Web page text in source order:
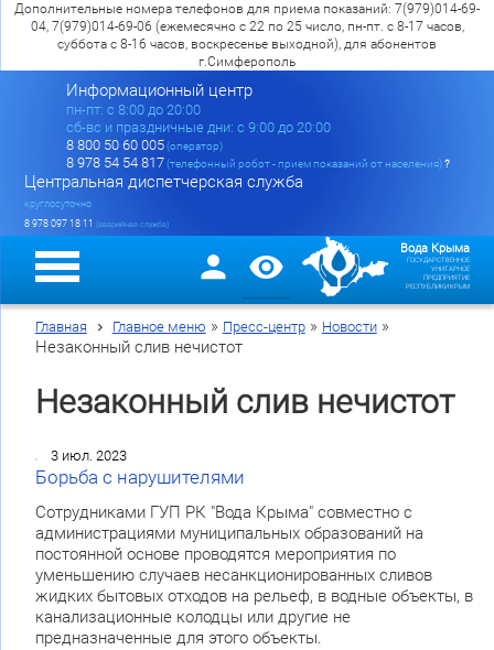
Дополнительные номера телефонов для приема показаний: 7(979)014-69-
04, 7(979)014-69-06 (ежемесячно с 22 по 25 число, пн-пт. с 8-17 часов,
суббота с 8-16 часов, воскресенье выходной), для абонентов
г.Симферополь
Информационный центр
пн-пт: c 8:00 до 20:00
сб-вс и праздничные дни: с 9:00 до 20:00
8 800 50 60 005(оператор)
8 978 54 54 817(телефонный робот - прием показаний от населения)?
Центральная диспетчерская служба
круглосуточно
8 978 097 18 11 (аварийная служба)
Вода Крыма
ГОСУДАРСТВЕННОЕ
УНИТАРНОЕ
ПРЕДПРИЯТИЕ
РЕСПУБЛИКИ КРЫМ
Главная Главное меню » Пресс-центр» Новости»
Незаконный слив нечистот
Незаконный слив нечистот
3 июл. 2023
Борьба с нарушителями
Сотрудниками ГУП РК "Вода Крыма" совместно с
администрациями муниципальных образований на
постоянной основе проводятся мероприятия по
уменьшению случаев несанкционированных сливов
жидких бытовых отходов на рельеф, в водные объекты, в
канализационные колодцы или другие не
предназначенные для этого объекты.